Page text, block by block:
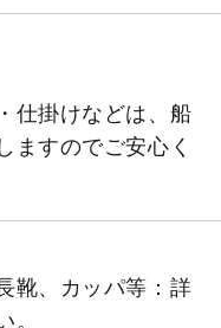
仕掛けなどは、船
ますのでご安心く
靴、カッパ等：詳
。